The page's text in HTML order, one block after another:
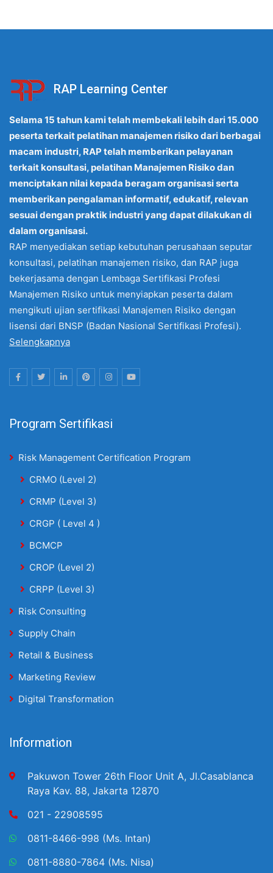
RAP Learning Center
Selama 15 tahun kami telah membekali lebih dari 15.000
peserta terkait pelatihan manajemen risiko dari berbagai
macam industri, RAP telah memberikan pelayanan
terkait konsultasi, pelatihan Manajemen Risiko dan
menciptakan nilai kepada beragam organisasi serta
memberikan pengalaman informatif, edukatif, relevan
sesuai dengan praktik industri yang dapat dilakukan di
dalam organisasi.
RAP menyediakan setiap kebutuhan perusahaan seputar
konsultasi, pelatihan manajemen risiko, dan RAP juga
bekerjasama dengan Lembaga Sertifikasi Profesi
Manajemen Risiko untuk menyiapkan peserta dalam
mengikuti ujian sertifikasi Manajemen Risiko dengan
lisensi dari BNSP (Badan Nasional Sertifikasi Profesi).
Selengkapnya
Program Sertifikasi
Risk Management Certification Program
CRMO (Level 2)
CRMP (Level 3)
CRGP ( Level 4 )
BCMCP
CROP (Level 2)
CRPP (Level 3)
Risk Consulting
Supply Chain
Retail & Business
Marketing Review
Digital Transformation
Information
Pakuwon Tower 26th Floor Unit A, Jl.Casablanca
Raya Kav. 88, Jakarta 12870
021 - 22908595
0811-8466-998 (Ms. Intan)
0811-8880-7864 (Ms. Nisa)